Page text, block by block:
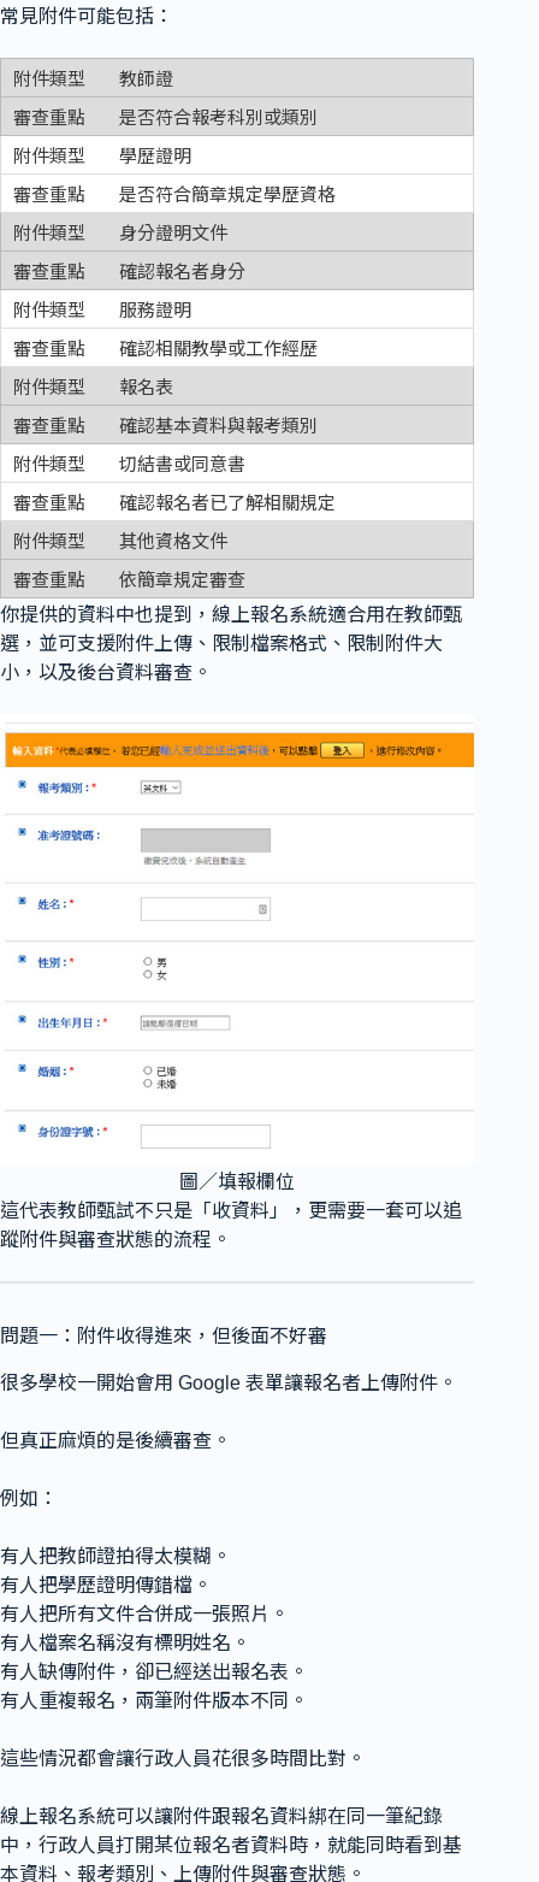
常見附件可能包括：
教師證
是否符合報考科別或類別
學歷證明
是否符合簡章規定學歷資格
身分證明文件
確認報名者身分
服務證明
確認相關教學或工作經歷
報名表
確認基本資料與報考類別
切結書或同意書
確認報名者已了解相關規定
其他資格文件
依簡章規定審查
你提供的資料中也提到，線上報名系統適合用在教師甄
選，並可支援附件上傳、限制檔案格式、限制附件大
小，以及後台資料審查。
圖／填報欄位
這代表教師甄試不只是「收資料」，更需要一套可以追
蹤附件與審查狀態的流程。
問題一：附件收得進來，但後面不好審
很多學校一開始會用 Google 表單讓報名者上傳附件。
但真正麻煩的是後續審查。
例如：
有人把教師證拍得太模糊。
有人把學歷證明傳錯檔。
有人把所有文件合併成一張照片。
有人檔案名稱沒有標明姓名。
有人缺傳附件，卻已經送出報名表。
有人重複報名，兩筆附件版本不同。
這些情況都會讓行政人員花很多時間比對。
線上報名系統可以讓附件跟報名資料綁在同一筆紀錄
中，行政人員打開某位報名者資料時，就能同時看到基
本資料、報考類別、上傳附件與審查狀態。